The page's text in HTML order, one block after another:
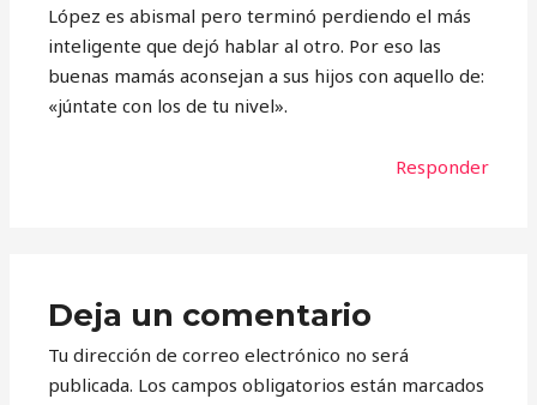
López es abismal pero terminó perdiendo el más
inteligente que dejó hablar al otro. Por eso las
buenas mamás aconsejan a sus hijos con aquello de:
«júntate con los de tu nivel».
Responder
Deja un comentario
Tu dirección de correo electrónico no será
publicada. Los campos obligatorios están marcados